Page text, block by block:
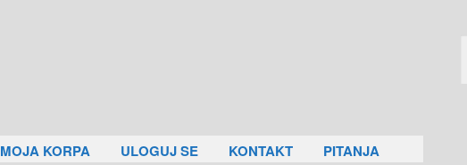
MOJA KORPA ULOGUJ SE KONTAKT PITANJA